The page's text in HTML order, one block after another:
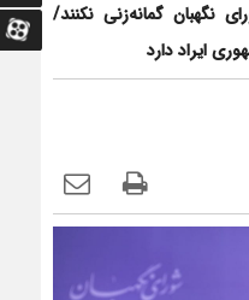
نگهبان گمانه‌زنی نکنند/
ایراد دارد